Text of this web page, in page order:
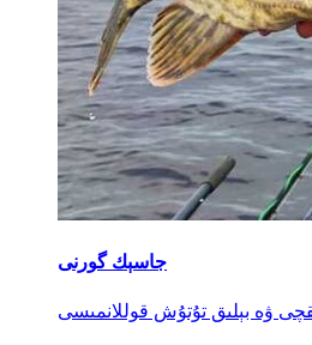
جاسېك گورنى
ۋە بېلىق تۇتۇش قوللانمىسى